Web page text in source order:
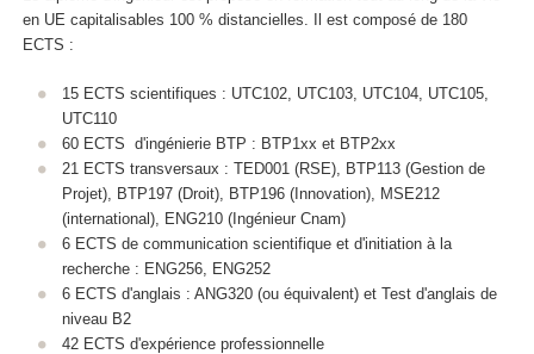
en UE capitalisables 100 % distancielles. Il est composé de 180
ECTS :
15 ECTS scientifiques : UTC102, UTC103, UTC104, UTC105,
UTC110
60 ECTS d'ingénierie BTP : BTP1xx et BTP2xx
21 ECTS transversaux : TED001 (RSE), BTP113 (Gestion de
Projet), BTP197 (Droit), BTP196 (Innovation), MSE212
(international), ENG210 (Ingénieur Cnam)
6 ECTS de communication scientifique et d'initiation à la
recherche : ENG256, ENG252
6 ECTS d'anglais : ANG320 (ou équivalent) et Test d'anglais de
niveau B2
42 ECTS d'expérience professionnelle